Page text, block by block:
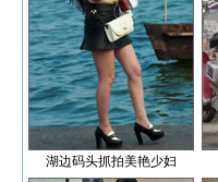
湖边码头抓拍美艳少妇